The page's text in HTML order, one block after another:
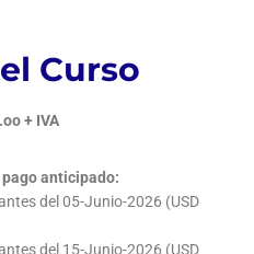
Curso
+ IVA
anticipado:
del 05-Junio-2026 (USD
del 15-Junio-2026 (USD